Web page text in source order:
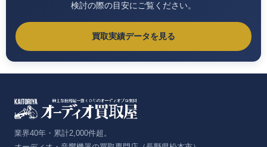
検討の際の目安にご覧ください。
買取実績データを見る
業界40年・累計2,000件超。